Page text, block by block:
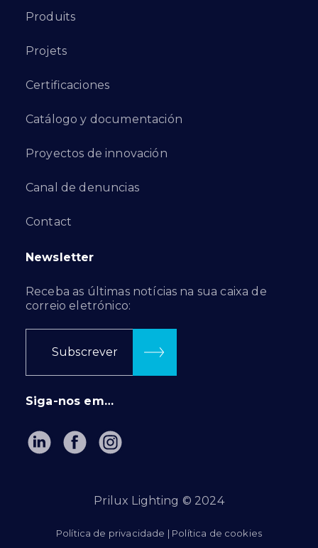
Produits
Projets
Certificaciones
Catálogo y documentación
Proyectos de innovación
Canal de denuncias
Contact
Newsletter
Receba as últimas notícias na sua caixa de
correio eletrónico:
Subscrever
Siga-nos em…
Prilux Lighting © 2024
Política de privacidade | Política de cookies